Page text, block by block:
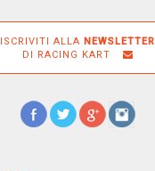
ISCRIVITI ALLA NEWSLETTER
DI RACING KART